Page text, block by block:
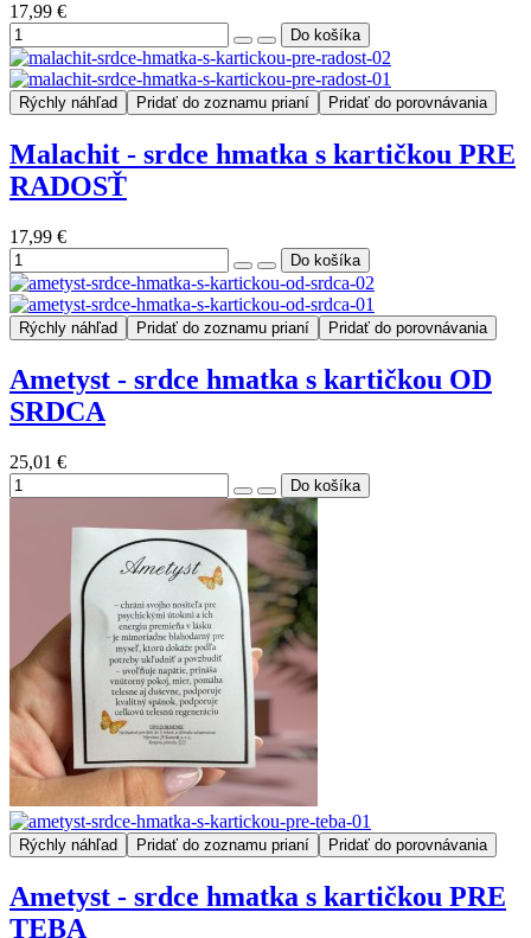
17,99 €
Rýchly náhľad Pridať do zoznamu prianí Pridať do porovnávania
Malachit - srdce hmatka s kartičkou PRE
RADOSŤ
17,99 €
Rýchly náhľad Pridať do zoznamu prianí Pridať do porovnávania
Ametyst - srdce hmatka s kartičkou OD
SRDCA
25,01 €
Rýchly náhľad Pridať do zoznamu prianí Pridať do porovnávania
Ametyst - srdce hmatka s kartičkou PRE
TEBA